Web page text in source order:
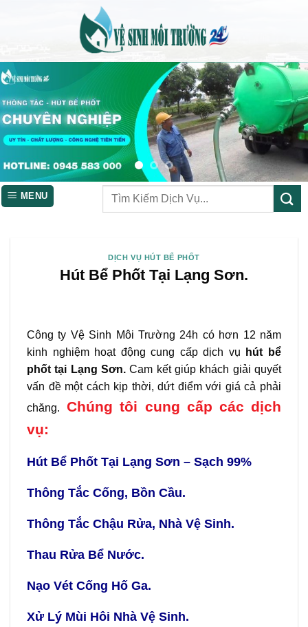
MENU
DỊCH VỤ HÚT BỂ PHỐT
Hút Bể Phốt Tại Lạng Sơn.
Công ty Vệ Sinh Môi Trường 24h có hơn 12 năm
kinh nghiệm hoạt động cung cấp dịch vụ
hút bể
phốt tại Lạng Sơn. Cam kết giúp khách giải quyết
vấn đề một cách kịp thời, dứt điểm với giá cả phải
chăng.
Chúng tôi cung cấp các dịch
vụ:
Hút Bể Phốt Tại Lạng Sơn – Sạch 99%
Thông Tắc Cống, Bồn Cầu.
Thông Tắc Chậu Rửa, Nhà Vệ Sinh.
Thau Rửa Bể Nước.
Nạo Vét Cống Hố Ga.
Xử Lý Mùi Hôi Nhà Vệ Sinh.